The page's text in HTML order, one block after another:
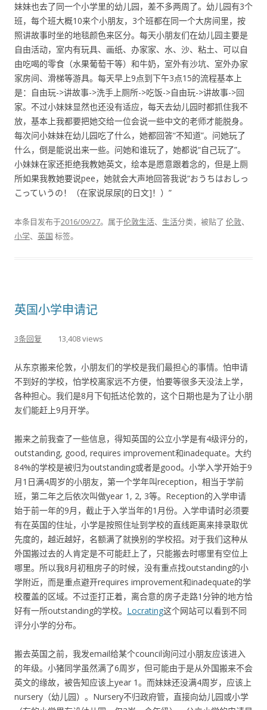
妹妹也去了同一个小学里的幼儿园，差不多两周了。幼儿园有3个
班，每个班大概10来个小朋友，3个班都在同一个大房间里，按
照讲故事时坐的地毯颜色来区分。每天小朋友们在幼儿园主要是
自由活动，室内有玩具、画纸、办家家、水、沙、粘土、可以自
由吃喝的零食（水果葡萄干等）和牛奶，室外有沙坑、室外办家
家房间、滑梯等游具。每天早上9点到下午3点15的流程基本上
是：自由玩->讲故事->洗手上厕所->吃饭->自由玩->讲故事->回
家。不过小妹妹显然也还没有适应，每天去幼儿园时都抓住我不
放，基本上我都要把她交给一位会说一些中文的老师才能脱身。
每次问小妹妹在幼儿园吃了什么，她都回答“不知道”。问她玩了
什么，倒是能说出来一些。问她和谁玩了，她都说“自己玩了”。
小妹妹在家还拒绝我教她英文，绘本是愿意跟着念的，但是上厕
所如果我教她要说pee，她就会大声地回答我说“おうちはおしっ
こっていうの！（在家说尿尿[的日文]！）”
本条目发布于2016/09/27。属于伦敦生活、 生活分类，被贴了 伦敦、
小学、 英国 标签。
英国小学申请记
3条回复 13,408 views
从东京搬来伦敦，小朋友们的学校是我们最担心的事情。怕申请
不到好的学校，怕学校离家远不方便，怕要等很多天没法上学，
各种担心。我们是8月下旬抵达伦敦的，这个日期也是为了让小朋
友们能赶上9月开学。
搬来之前我查了一些信息，得知英国的公立小学是有4级评分的，
outstanding, good, requires improvement和inadequate。大约
84%的学校是被归为outstanding或者是good。小学入学开始于9
月1日满4周岁的小朋友，第一个学年叫reception，相当于学前
班，第二年之后依次叫做year 1, 2, 3等。Reception的入学申请
始于前一年的9月，截止于入学当年的1月份。入学申请时必须要
有在英国的住址，小学是按照住址到学校的直线距离来排录取优
先度的，越近越好，名额满了就换别的学校招。对于我们这种从
外国搬过去的人肯定是不可能赶上了，只能搬去时哪里有空位上
哪里。所以我8月初租房子的时候，没有重点找outstanding的小
学附近，而是重点避开requires improvement和inadequate的学
校覆盖的区域。不过歪打正着，离合意的房子走路1分钟的地方恰
好有一所outstanding的学校。 Locrating这个网站可以看到不同
评分小学的分布。
搬去英国之前，我发email给某个council询问过小朋友应该进入
的年级。小猪同学虽然满了6周岁，但可能由于是从外国搬来不会
英文的缘故，被告知应该上year 1。而妹妹还没满4周岁，应该上
nursery（幼儿园）。Nursery不归政府管，直接向幼儿园或小学